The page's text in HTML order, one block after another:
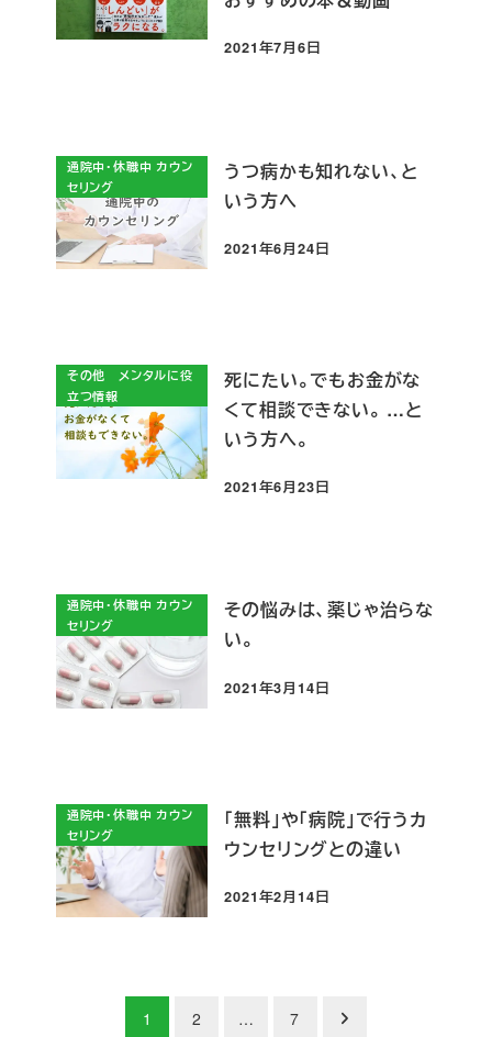
投稿日
2021年7月6日
通院中・休職中 カウン
セリング
うつ病かも知れない、と
いう方へ
投稿日
2021年6月24日
その他 メンタルに役
立つ情報
死にたい。でもお金がな
くて相談できない。 …と
いう方へ。
投稿日
2021年6月23日
通院中・休職中 カウン
セリング
その悩みは、薬じゃ治らな
い。
投稿日
2021年3月14日
通院中・休職中 カウン
セリング
「無料」や「病院」で行うカ
ウンセリングとの違い
投稿日
2021年2月14日
1 2 … 7